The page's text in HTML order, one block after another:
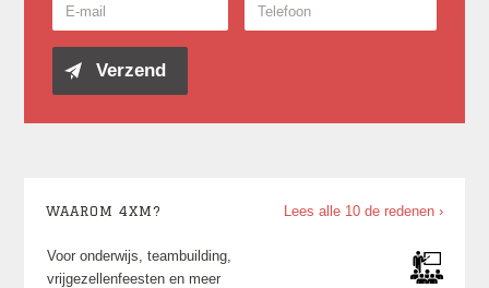
Lees alle 10 de redenen ›
WAAROM 4XM?
Voor onderwijs, teambuilding,
vrijgezellenfeesten en meer